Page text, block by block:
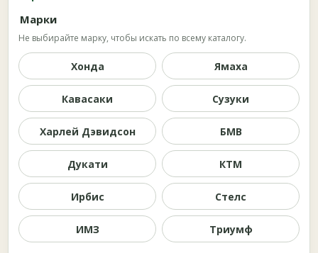
Марки
Не выбирайте марку, чтобы искать по всему каталогу.
Хонда Ямаха
Кавасаки Сузуки
Харлей Дэвидсон БМВ
Дукати КТМ
Ирбис Стелс
ИМЗ Триумф